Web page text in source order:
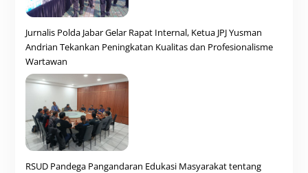
Jurnalis Polda Jabar Gelar Rapat Internal, Ketua JPJ Yusman
Andrian Tekankan Peningkatan Kualitas dan Profesionalisme
Wartawan
RSUD Pandega Pangandaran Edukasi Masyarakat tentang